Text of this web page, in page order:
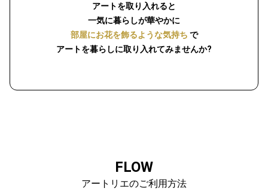
アートを取り入れると
一気に暮らしが華やかに
部屋にお花を飾るような気持ち で
アートを暮らしに取り入れてみませんか?
FLOW
アートリエのご利用方法